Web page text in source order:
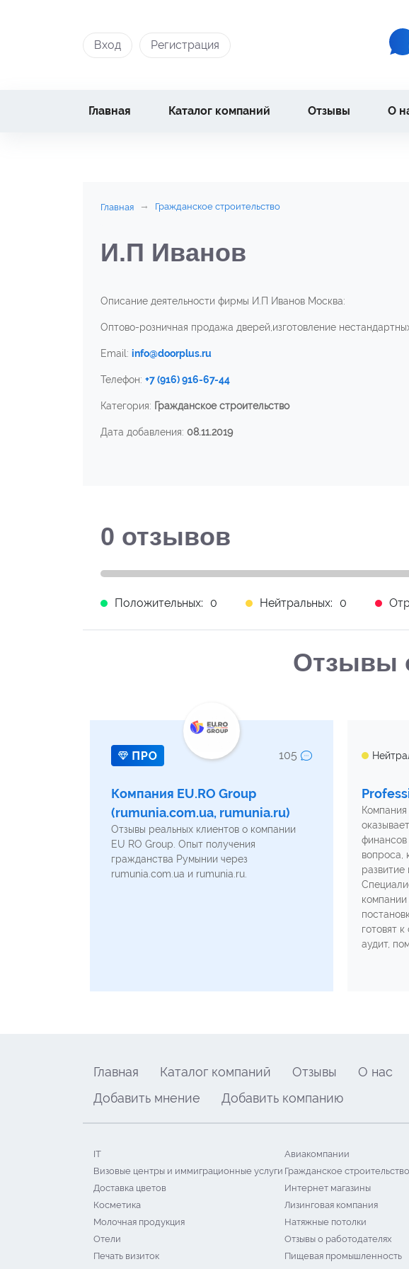
Вход Регистрация
Главная Каталог компаний Отзывы О
Главная Гражданское строительство
И.П Иванов
Описание деятельности фирмы И.П Иванов Москва:
Оптово-розничная продажа дверей,изготовление
Email: info@doorplus.ru
Телефон: +7 (916) 916-67-44
Категория: Гражданское строительство
Дата добавления: 08.11.2019
0 отзывов
Положительных: 0 Нейтральных: 0
Отзывы
105
Компания EU.RO Group
(rumunia.com.ua, rumunia.ru)
Отзывы реальных клиентов о компании
EU RO Group. Опыт получения
гражданства Румынии через
rumunia.com.ua и rumunia.ru.
вопроса,
готовят
аудит,
Главная Каталог компаний Отзывы О нас
Добавить мнение
Добавить компанию
IT Авиакомпании
Визовые центры и иммиграционные услуги Гражданское строительство
Доставка цветов
Интернет магазины
Косметика
Лизинговая компания
Молочная продукция
Натяжные потолки
Отели
Отзывы о работодателях
Печать визиток
Пищевая промышленность